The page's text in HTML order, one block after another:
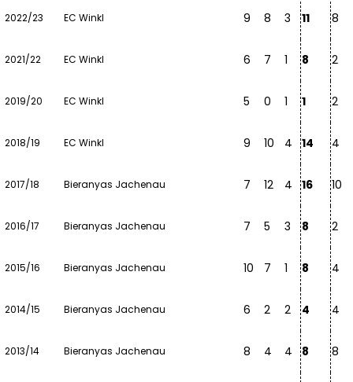
2022/23 EC Winkl 9 8 3 11 8
2021/22 EC Winkl 6 7 1 8 2
2019/20 EC Winkl 5 0 1 1 2
2018/19 EC Winkl 9 10 4 14 4
2017/18 Bieranyas Jachenau 7 12 4 16 10
2016/17 Bieranyas Jachenau 7 5 3 8 2
2015/16 Bieranyas Jachenau 10 7 1 8 4
2014/15 Bieranyas Jachenau 6 2 2 4 4
2013/14 Bieranyas Jachenau 8 4 4 8 8